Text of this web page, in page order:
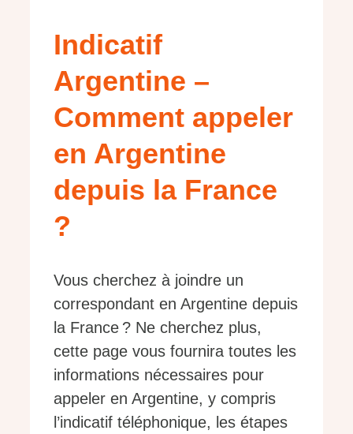
Indicatif
Argentine –
Comment appeler
en Argentine
depuis la France
?
Vous cherchez à joindre un
correspondant en Argentine depuis
la France ? Ne cherchez plus,
cette page vous fournira toutes les
informations nécessaires pour
appeler en Argentine, y compris
l’indicatif téléphonique, les étapes